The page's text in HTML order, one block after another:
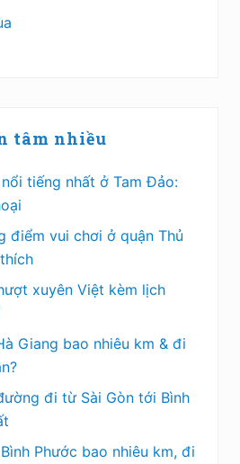
tâm nhiều
tiếng nhất ở Tam Đảo:
điểm vui chơi ở quận Thủ
xuyên Việt kèm lịch
Giang bao nhiêu km & đi
đi từ Sài Gòn tới Bình
Phước bao nhiêu km, đi